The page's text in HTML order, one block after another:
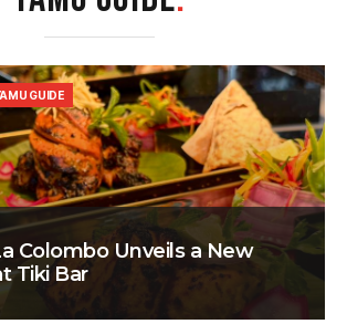
Colombo Unveils a New
Tiki Bar
GUIDE